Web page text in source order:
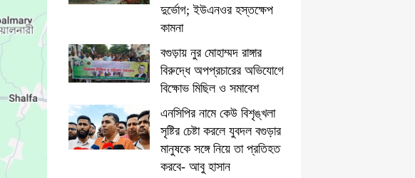
দুর্ভোগ; ইউএনওর হস্তক্ষেপ
কামনা
বগুড়ায় নুর মোহাম্মদ রাঙ্গার
বিরুদ্ধে অপপ্রচারের অভিযোগে
বিক্ষোভ মিছিল ও সমাবেশ
এনসিপির নামে কেউ বিশৃঙ্খলা
সৃষ্টির চেষ্টা করলে যুবদল বগুড়ার
মানুষকে সঙ্গে নিয়ে তা প্রতিহত
করবে- আবু হাসান